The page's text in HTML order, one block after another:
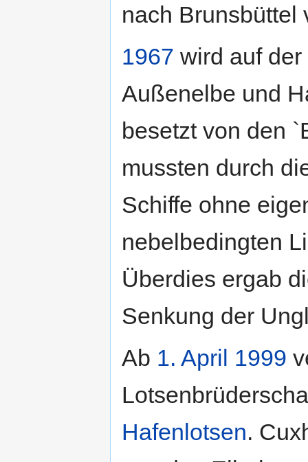
nach Brunsbüttel
1967 wird auf
Außenelbe und
besetzt von den
mussten durch
Schiffe ohne
nebelbedingten
Überdies ergab
Senkung der
Ab 1. April 1999
Hafenlotsen.